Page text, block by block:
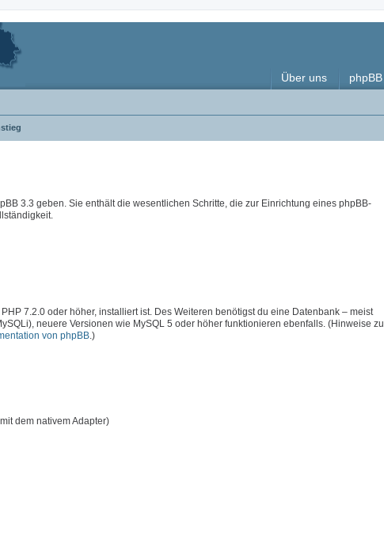
Über uns phpBB
3.3 geben. Sie enthält die wesentlichen Schritte, die zur Einrichtung eines phpBB-
7.2.0 oder höher, installiert ist. Des Weiteren benötigst du eine Datenbank – meist
neuere Versionen wie MySQL 5 oder höher funktionieren ebenfalls. (Hinweise zu
von phpBB .)
dem nativem Adapter)